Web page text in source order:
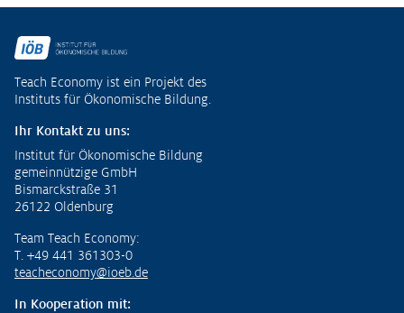
Teach Economy ist ein Projekt des
Instituts für Ökonomische Bildung.
Ihr Kontakt zu uns:
Institut für Ökonomische Bildung
gemeinnützige GmbH
Bismarckstraße 31
26122 Oldenburg
Team Teach Economy:
T. +49 441 361303-0
teacheconomy@ioeb.de
In Kooperation mit: